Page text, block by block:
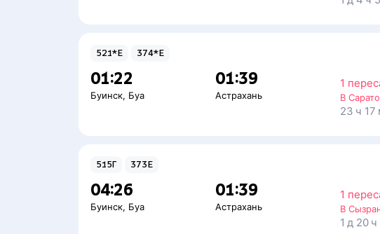
521*Е 374*Е
01:22
Буинск, Буа
01:39
Астрахань
1
В
23 ч 17
515Г 373Е
04:26
Буинск, Буа
01:39
Астрахань
1
В
1 д 20